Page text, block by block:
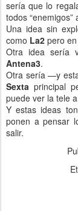
sería que lo
todos
Una idea sin
como La2 pero
Otra idea sería
Antena3.
Otra sería —y
Sexta principal
puede ver la tele
Y estas ideas
ponen a pensar
salir.